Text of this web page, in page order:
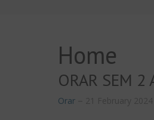
Home
ORAR SEM
Orar